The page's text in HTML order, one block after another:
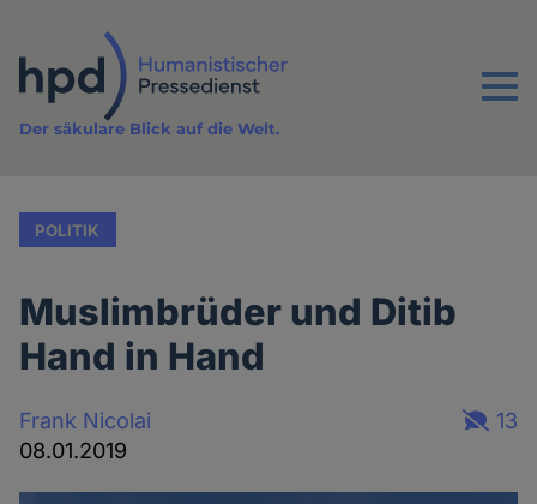
Inhalt
Menu
Der säkulare Blick auf die Welt.
POLITIK
Muslimbrüder und Ditib
Hand in Hand
Frank Nicolai
08.01.2019
13